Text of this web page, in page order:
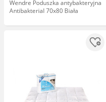
Wendre Poduszka antybakteryjna
Antibakterial 70x80 Biała